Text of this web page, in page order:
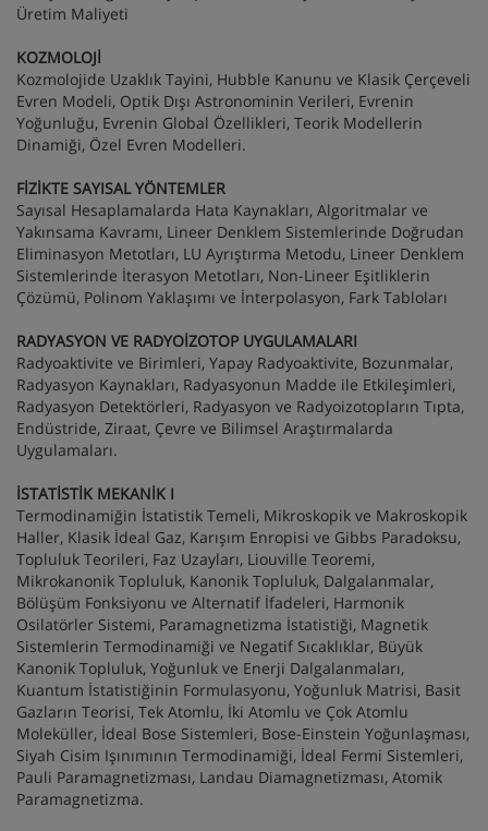
Üretim Maliyeti
KOZMOLOJİ
Kozmolojide Uzaklık Tayini, Hubble Kanunu ve Klasik Çerçeveli
Evren Modeli, Optik Dışı Astronominin Verileri, Evrenin
Yoğunluğu, Evrenin Global Özellikleri, Teorik Modellerin
Dinamiği, Özel Evren Modelleri.
FİZİKTE SAYISAL YÖNTEMLER
Sayısal Hesaplamalarda Hata Kaynakları, Algoritmalar ve
Yakınsama Kavramı, Lineer Denklem Sistemlerinde Doğrudan
Eliminasyon Metotları, LU Ayrıştırma Metodu, Lineer Denklem
Sistemlerinde İterasyon Metotları, Non-Lineer Eşitliklerin
Çözümü, Polinom Yaklaşımı ve İnterpolasyon, Fark Tabloları
RADYASYON VE RADYOİZOTOP UYGULAMALARI
Radyoaktivite ve Birimleri, Yapay Radyoaktivite, Bozunmalar,
Radyasyon Kaynakları, Radyasyonun Madde ile Etkileşimleri,
Radyasyon Detektörleri, Radyasyon ve Radyoizotopların Tıpta,
Endüstride, Ziraat, Çevre ve Bilimsel Araştırmalarda
Uygulamaları.
İSTATİSTİK MEKANİK I
Termodinamiğin İstatistik Temeli, Mikroskopik ve Makroskopik
Haller, Klasik İdeal Gaz, Karışım Enropisi ve Gibbs Paradoksu,
Topluluk Teorileri, Faz Uzayları, Liouville Teoremi,
Mikrokanonik Topluluk, Kanonik Topluluk, Dalgalanmalar,
Bölüşüm Fonksiyonu ve Alternatif İfadeleri, Harmonik
Osilatörler Sistemi, Paramagnetizma İstatistiği, Magnetik
Sistemlerin Termodinamiği ve Negatif Sıcaklıklar, Büyük
Kanonik Topluluk, Yoğunluk ve Enerji Dalgalanmaları,
Kuantum İstatistiğinin Formulasyonu, Yoğunluk Matrisi, Basit
Gazların Teorisi, Tek Atomlu, İki Atomlu ve Çok Atomlu
Moleküller, İdeal Bose Sistemleri, Bose-Einstein Yoğunlaşması,
Siyah Cisim Işınımının Termodinamiği, İdeal Fermi Sistemleri,
Pauli Paramagnetizması, Landau Diamagnetizması, Atomik
Paramagnetizma.